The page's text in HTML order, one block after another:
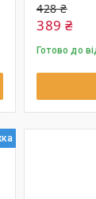
428 ₴
389 ₴
Готово до